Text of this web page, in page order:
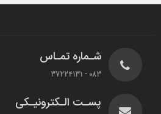
شـماره تمـاس
083 - 37224131
پسـت الـکترونیـکی